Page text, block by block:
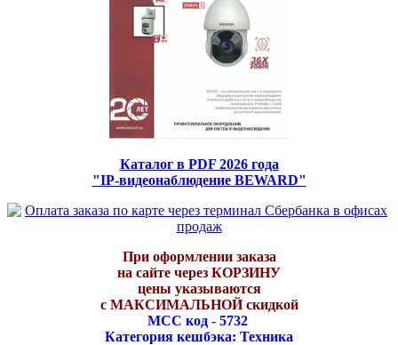
Каталог в PDF 2026 года
"IP-видеонаблюдение BEWARD"
При оформлении заказа
на сайте через КОРЗИНУ
цены указываются
с МАКСИМАЛЬНОЙ скидкой
МСС код - 5732
Категория кешбэка: Техника